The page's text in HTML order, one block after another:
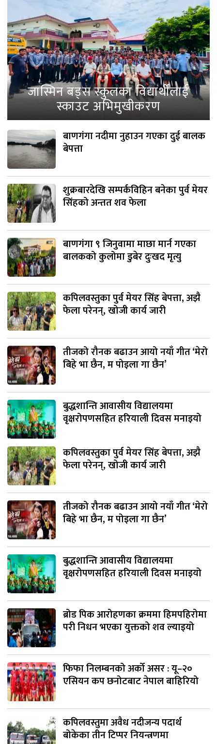
जास्मिन बड्स स्कुलका विद्यार्थीलाई
स्काउट अभिमुखीकरण
बाणगंगा नदीमा नुहाउन गएका दुई बालक
बेपत्ता
शुक्रबारदेखि सम्पर्कविहिन बनेका पुर्व मेयर
सिंहको अन्तत शव फेला
बाणगंगा ९ जिनुवामा माछा मार्न गएका
बालकको कुलोमा डुबेर दुःखद मृत्यु
कपिलवस्तुका पुर्व मेयर सिंह बेपत्ता, अझै
फेला परेनन्, खोजी कार्य जारी
तीजको रौनक बढाउन आयो नयाँ गीत ‘मेरो
बिहे भा छैन, म पोइला गा छैन’
बुद्धशान्ति आवासीय विद्यालयमा
वृक्षरोपणसहित हरियाली दिवस मनाइयो
कपिलवस्तुका पुर्व मेयर सिंह बेपत्ता, अझै
फेला परेनन्, खोजी कार्य जारी
तीजको रौनक बढाउन आयो नयाँ गीत ‘मेरो
बिहे भा छैन, म पोइला गा छैन’
बुद्धशान्ति आवासीय विद्यालयमा
वृक्षरोपणसहित हरियाली दिवस मनाइयो
ब्रोड पिक आरोहणका क्रममा हिमपहिरोमा
परी निधन भएका युक्तको शव ल्याइयो
फिफा निलम्बनको अर्को असर : यू–२०
एसियन कप छनोटबाट नेपाल बाहिरियो
कपिलवस्तुमा अवैध नदीजन्य पदार्थ
बोकेका तीन टिप्पर नियन्त्रणमा